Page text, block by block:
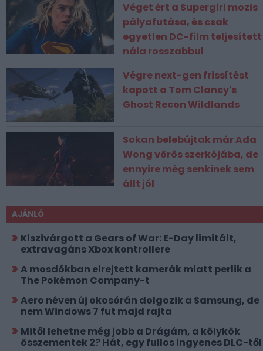
Véget ért a Supergirl mozis
pályafutása, és csak
egyetlen DC-film teljesített
nála rosszabbul
Végre next-gen frissítést
kapott a Tom Clancy's
Ghost Recon Wildlands
Sokan belebújtak már Ada
Wong vörös szerkójába, de
ennyire még senkinek sem
állt jól
AJÁNLÓ
Kiszivárgott a Gears of War: E-Day limitált,
extravagáns Xbox kontrollere
A mosdókban elrejtett kamerák miatt perlik a
The Pokémon Company-t
Aero néven új okosórán dolgozik a Samsung, de
nem Windows 7 fut majd rajta
Mitől lehetne még jobb a Drágám, a kölykök
összementek 2? Hát, egy fullos ingyenes DLC-